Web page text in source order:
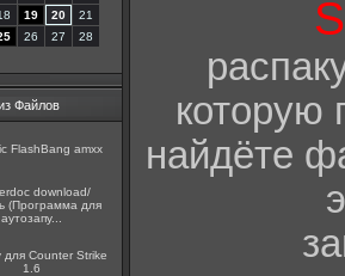
19 20
21
26 27
28
Файлов
FlashBang amxx
download/
(Программа для
аутозапу...
для Counter Strike
1.6
которую
найдёте